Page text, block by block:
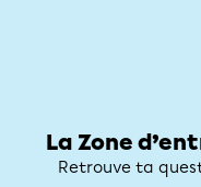
La Zone
Retrouve ta